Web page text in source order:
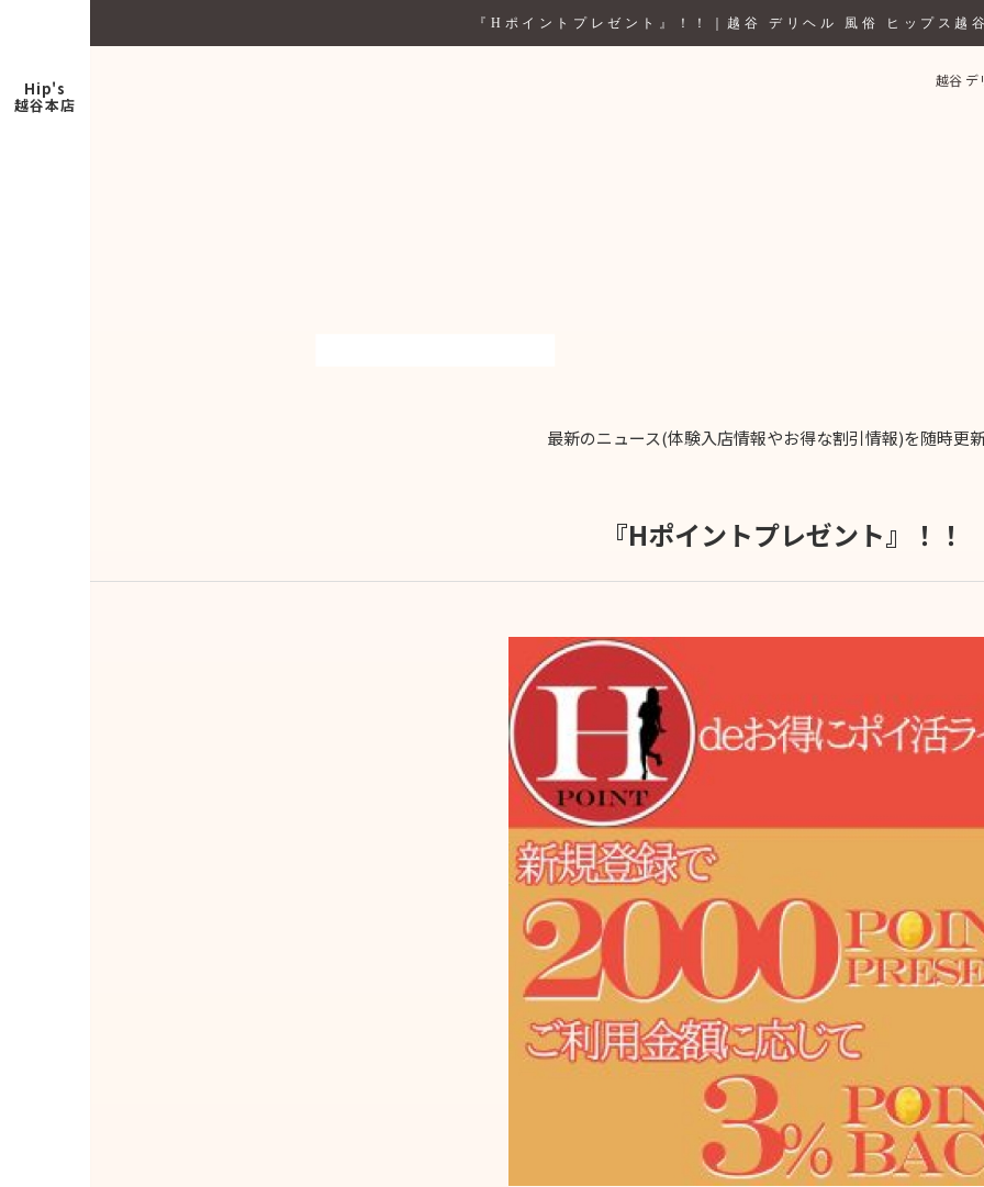
『Hポイントプレゼント』！！｜越谷 デリヘル 風俗 ヒップス越
Hip's
越谷本店
越谷 デ
最新のニュース(体験入店情報やお得な割引情報)を随時更
『Hポイントプレゼント』！！